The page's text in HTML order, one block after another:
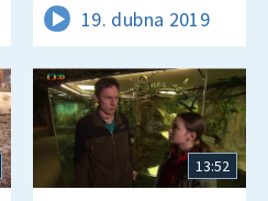
19. dubna 2019
13:52